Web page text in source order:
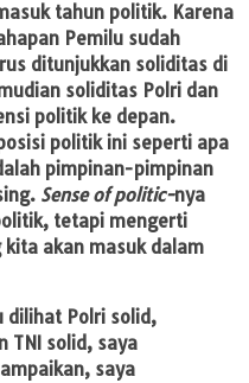
tahun politik. Karena
Pemilu sudah
ditunjukkan soliditas di
soliditas Polri dan
politik ke depan.
politik ini seperti apa
pimpinan-pimpinan
Sense of politic-nya
tetapi mengerti
akan masuk dalam
dilihat Polri solid,
TNI solid, saya
saya